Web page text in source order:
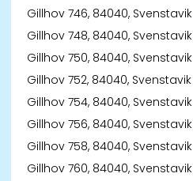
Gillhov 746, 84040, Svenstavik
Gillhov 748, 84040, Svenstavik
Gillhov 750, 84040, Svenstavik
Gillhov 752, 84040, Svenstavik
Gillhov 754, 84040, Svenstavik
Gillhov 756, 84040, Svenstavik
Gillhov 758, 84040, Svenstavik
Gillhov 760, 84040, Svenstavik